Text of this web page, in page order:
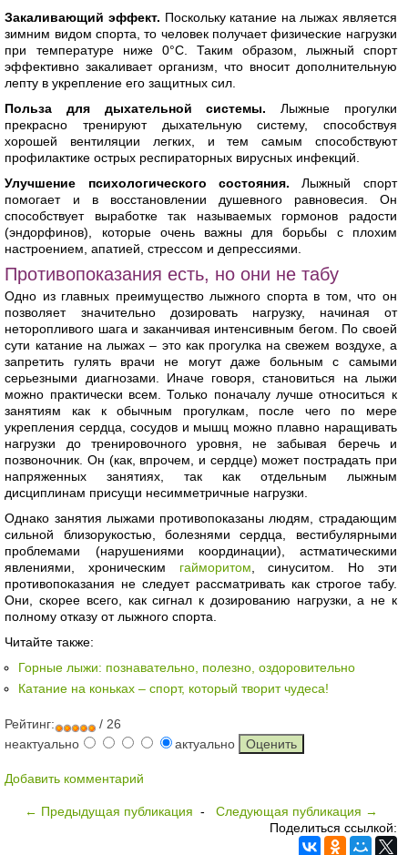
Закаливающий эффект. Поскольку катание на лыжах является
зимним видом спорта, то человек получает физические нагрузки
при температуре ниже 0°C. Таким образом, лыжный спорт
эффективно закаливает организм, что вносит дополнительную
лепту в укрепление его защитных сил.
Польза для дыхательной системы.Лыжные прогулки
прекрасно тренируют дыхательную систему, способствуя
хорошей вентиляции легких, и тем самым способствуют
профилактике острых респираторных вирусных инфекций.
Улучшение психологического состояния. Лыжный спорт
помогает и в восстановлении душевного равновесия. Он
способствует выработке так называемых гормонов радости
(эндорфинов), которые очень важны для борьбы с плохим
настроением, апатией, стрессом и депрессиями.
Противопоказания есть, но они не табу
Одно из главных преимущество лыжного спорта в том, что он
позволяет значительно дозировать нагрузку, начиная от
неторопливого шага и заканчивая интенсивным бегом. По своей
сути катание на лыжах – это как прогулка на свежем воздухе, а
запретить гулять врачи не могут даже больным с самыми
серьезными диагнозами. Иначе говоря, становиться на лыжи
можно практически всем. Только поначалу лучше относиться к
занятиям как к обычным прогулкам, после чего по мере
укрепления сердца, сосудов и мышц можно плавно наращивать
нагрузки до тренировочного уровня, не забывая беречь и
позвоночник. Он (как, впрочем, и сердце) может пострадать при
напряженных занятиях, так как отдельным лыжным
дисциплинам присущи несимметричные нагрузки.
Однако занятия лыжами противопоказаны людям, страдающим
сильной близорукостью, болезнями сердца, вестибулярными
проблемами (нарушениями координации), астматическими
явлениями, хроническим гайморитом , синуситом. Но эти
противопоказания не следует рассматривать как строгое табу.
Они, скорее всего, как сигнал к дозированию нагрузки, а не к
полному отказу от лыжного спорта.
Читайте также:
Горные лыжи: познавательно, полезно, оздоровительно
Катание на коньках – спорт, который творит чудеса!
Рейтинг:
/ 26
неактуально
актуально
Добавить комментарий
← Предыдущая публикация - Следующая публикация →
Поделиться ссылкой: